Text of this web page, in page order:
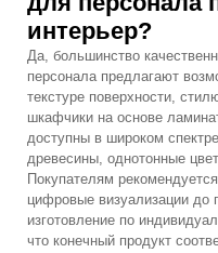
интерьер?
Да, большинство
персонала предлагают
текстуре поверхности,
шкафчики на основе
доступны в широком
древесины, однотонные
Покупателям
цифровые визуализации до
изготовление по
что конечный продукт